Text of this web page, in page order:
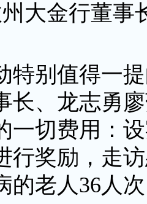
大金行董事
别值得一提
长、龙志勇
一切费用：
行奖励，走
的老人36人